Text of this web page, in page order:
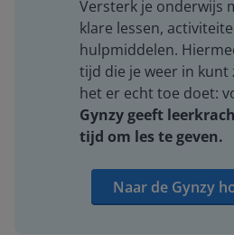
Versterk je onderwijs
klare lessen,
hulpmiddelen.
tijd die je weer in kunt
het er echt toe doet:
Gynzy geeft
tijd om les te geven.
Naar de Gynzy